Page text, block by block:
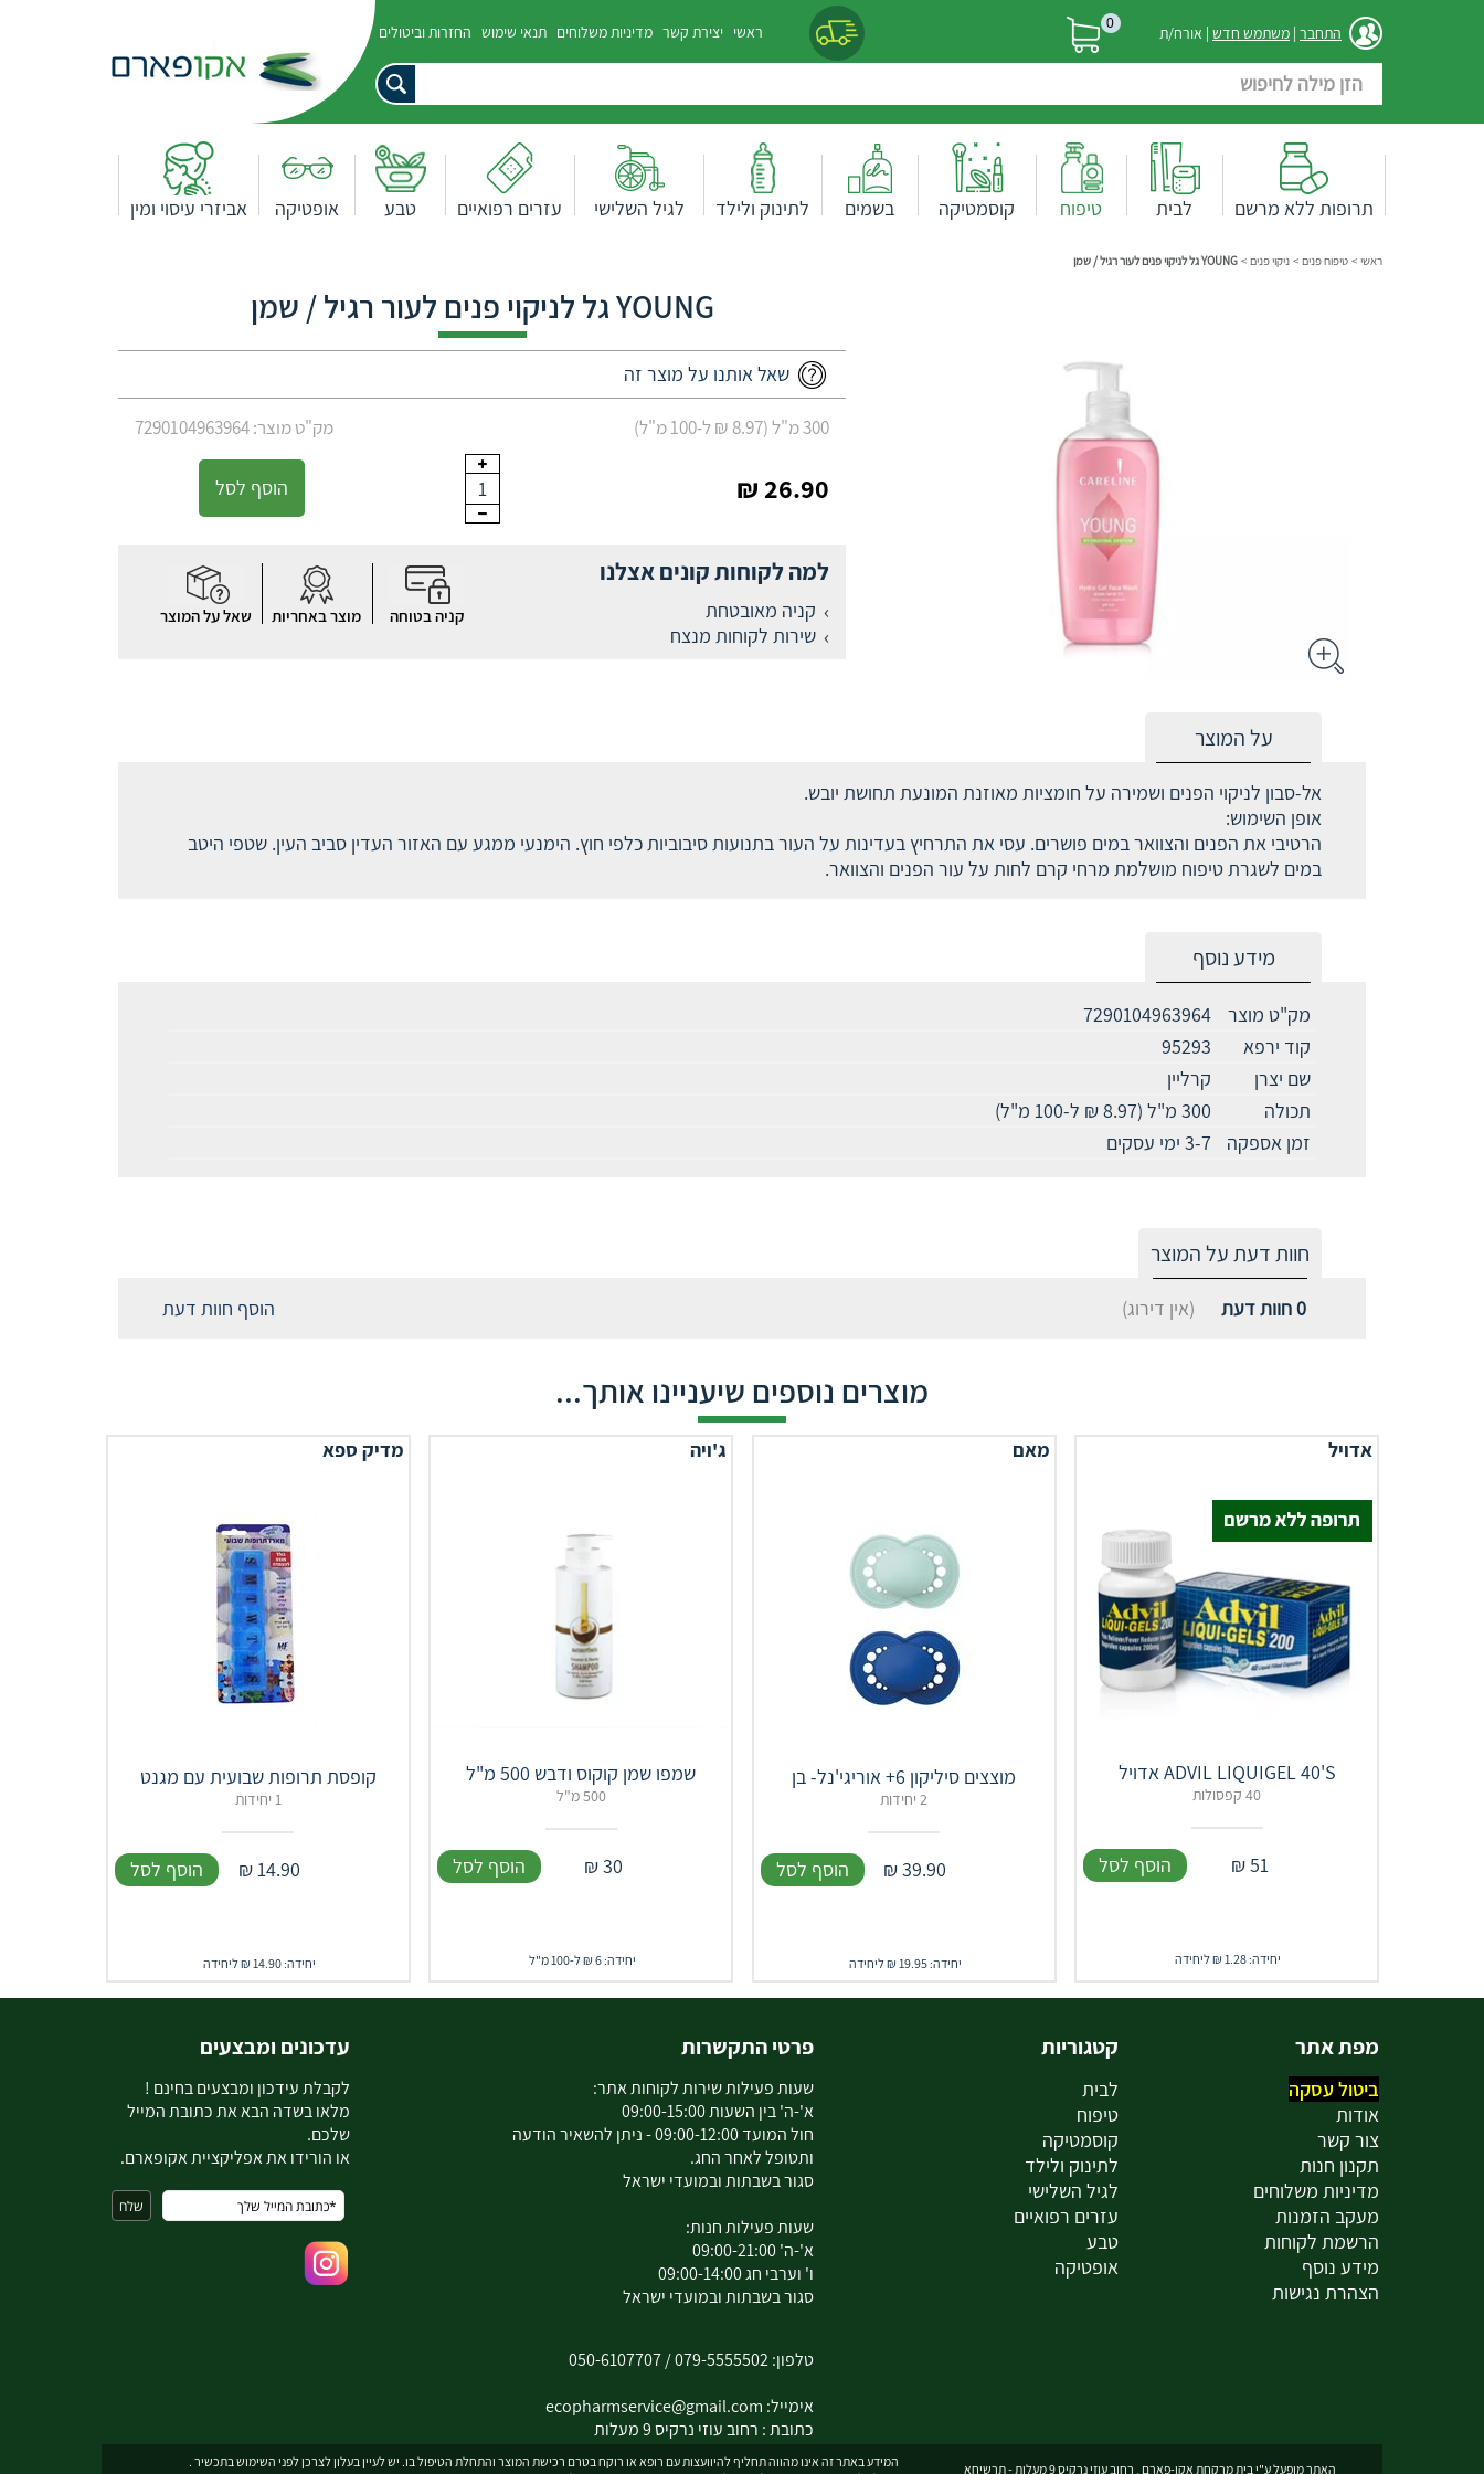
התחבר | משתמש חדש | אורח/ת 0 ראשי יצירת קשר מדיניות משלוחים תנאי שימוש החזרות וביטולים
תרופות ללא מרשם לבית טיפוח קוסמטיקה בשמים לתינוק ולילד לגיל השלישי עזרים רפואיים טבע אופטיקה אביזרי עיסוי ומין
ראשי > טיפוח פנים > ניקוי פנים > YOUNG גל לניקוי פנים לעור רגיל / שמן
YOUNG גל לניקוי פנים לעור רגיל / שמן
שאל אותנו על מוצר זה
300 מ"ל (8.97 ₪ ל-100 מ"ל) מק"ט מוצר: 7290104963964
26.90 ₪
1 הוסף לסל
למה לקוחות קונים אצלנו
קניה מאובטחת
שירות לקוחות מנצח
קניה בטוחה מוצר באחריות שאל על המוצר
על המוצר
אל-סבון לניקוי הפנים ושמירה על חומציות מאוזנת המונעת תחושת יובש.
אופן השימוש:
הרטיבי את הפנים והצוואר במים פושרים. עסי את התרחיץ בעדינות על העור בתנועות סיבוביות כלפי חוץ. הימנעי ממגע עם האזור העדין סביב העין. שטפי היטב
במים לשגרת טיפוח מושלמת מרחי קרם לחות על עור הפנים והצוואר.
מידע נוסף
מק"ט מוצר
7290104963964
קוד ירפא
95293
שם יצרן
קרליין
תכולה
300 מ"ל (8.97 ₪ ל-100 מ"ל)
זמן אספקה
3-7 ימי עסקים
חוות דעת על המוצר
0חוות דעת (אין דירוג) הוסף חוות דעת
מוצרים נוספים שיעניינו אותך...
אדויל
ADVIL LIQUIGEL 40'S אדויל
40 קפסולות
51
₪ הוסף לסל
יחידה: 1.28 ₪ ליחידה
מאם
מוצצים סיליקון 6+ אוריגי'נל- בן
2 יחידות
39.90
₪ הוסף לסל
יחידה: 19.95 ₪ ליחידה
ג'ויה
שמפו שמן קוקוס ודבש 500 מ"ל
500 מ"ל
30
₪ הוסף לסל
יחידה: 6 ₪ ל-100 מ"ל
מדיק ספא
קופסת תרופות שבועית עם מגנט
1 יחידות
14.90
₪ הוסף לסל
יחידה: 14.90 ₪ ליחידה
מפת אתר
ביטול עסקה
אודות
צור קשר
תקנון חנות
מדיניות משלוחים
מעקב הזמנות
הרשמת לקוחות
מידע נוסף
הצהרת נגישות
קטגוריות
לבית
טיפוח
קוסמטיקה
לתינוק ולילד
לגיל השלישי
עזרים רפואיים
טבע
אופטיקה
פרטי התקשרות
שעות פעילות שירות לקוחות אתר:
א'-ה' בין השעות 09:00-15:00
חול המועד 09:00-12:00 - ניתן להשאיר הודעה
ותטופל לאחר החג.
סגור בשבתות ובמועדי ישראל
שעות פעילות חנות:
א'-ה' 09:00-21:00
ו' וערבי חג 09:00-14:00
סגור בשבתות ובמועדי ישראל
טלפון:079-5555502
/
050-6107707
אימייל: ecopharmservice@gmail.com
כתובת : רחוב עוזי נרקיס 9 מעלות
עדכונים ומבצעים
לקבלת עידכון ומבצעים בחינם !
מלאו בשדה הבא את כתובת המייל
שלכם.
או הורידו את אפליקציית אקופארם.
האתר מופעל ע"י בית מרקחת אקו-פארם , רחוב עוזי נרקיס 9 מעלות - תרשיחא
המידע באתר זה אינו מהווה תחליף להיוועצות עם רופא או רוקח בטרם רכישת המוצר והתחלת הטיפול בו. יש לעיין בעלון לצרכן לפני השימוש בתכשיר .